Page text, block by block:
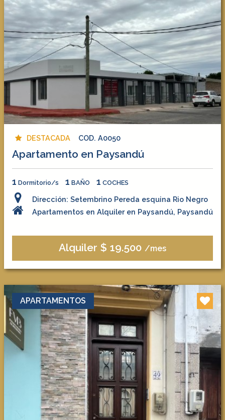
DESTACADA COD. A0050
Apartamento en Paysandú
1 Dormitorio/s 1 BAÑO 1 COCHES
Dirección: Setembrino Pereda esquina Rio Negro
Apartamentos en Alquiler en Paysandú, Paysandú
Alquiler $ 19.500 /mes
APARTAMENTOS